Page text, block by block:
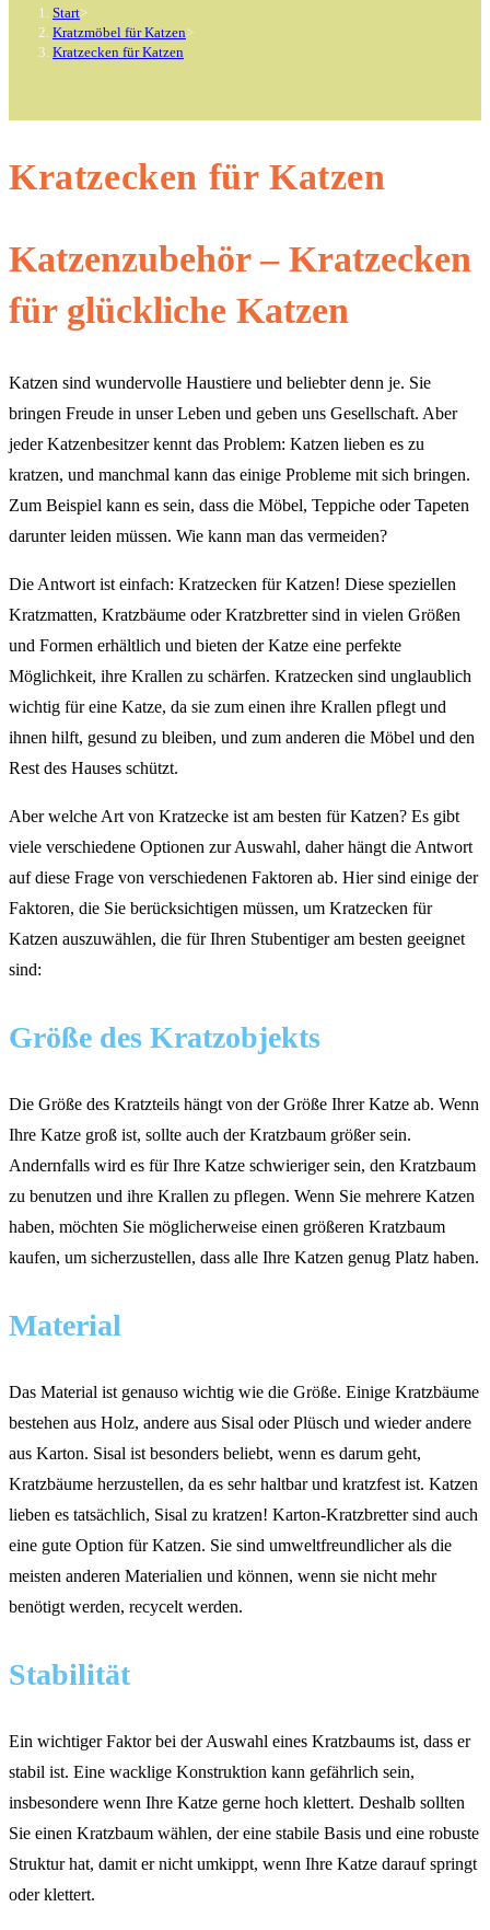
Start>
Kratzmöbel für Katzen>
Kratzecken für Katzen
Kratzecken für Katzen
Katzenzubehör – Kratzecken
für glückliche Katzen
Katzen sind wundervolle Haustiere und beliebter denn je. Sie
bringen Freude in unser Leben und geben uns Gesellschaft. Aber
jeder Katzenbesitzer kennt das Problem: Katzen lieben es zu
kratzen, und manchmal kann das einige Probleme mit sich bringen.
Zum Beispiel kann es sein, dass die Möbel, Teppiche oder Tapeten
darunter leiden müssen. Wie kann man das vermeiden?
Die Antwort ist einfach: Kratzecken für Katzen! Diese speziellen
Kratzmatten, Kratzbäume oder Kratzbretter sind in vielen Größen
und Formen erhältlich und bieten der Katze eine perfekte
Möglichkeit, ihre Krallen zu schärfen. Kratzecken sind unglaublich
wichtig für eine Katze, da sie zum einen ihre Krallen pflegt und
ihnen hilft, gesund zu bleiben, und zum anderen die Möbel und den
Rest des Hauses schützt.
Aber welche Art von Kratzecke ist am besten für Katzen? Es gibt
viele verschiedene Optionen zur Auswahl, daher hängt die Antwort
auf diese Frage von verschiedenen Faktoren ab. Hier sind einige der
Faktoren, die Sie berücksichtigen müssen, um Kratzecken für
Katzen auszuwählen, die für Ihren Stubentiger am besten geeignet
sind:
Größe des Kratzobjekts
Die Größe des Kratzteils hängt von der Größe Ihrer Katze ab. Wenn
Ihre Katze groß ist, sollte auch der Kratzbaum größer sein.
Andernfalls wird es für Ihre Katze schwieriger sein, den Kratzbaum
zu benutzen und ihre Krallen zu pflegen. Wenn Sie mehrere Katzen
haben, möchten Sie möglicherweise einen größeren Kratzbaum
kaufen, um sicherzustellen, dass alle Ihre Katzen genug Platz haben.
Material
Das Material ist genauso wichtig wie die Größe. Einige Kratzbäume
bestehen aus Holz, andere aus Sisal oder Plüsch und wieder andere
aus Karton. Sisal ist besonders beliebt, wenn es darum geht,
Kratzbäume herzustellen, da es sehr haltbar und kratzfest ist. Katzen
lieben es tatsächlich, Sisal zu kratzen! Karton-Kratzbretter sind auch
eine gute Option für Katzen. Sie sind umweltfreundlicher als die
meisten anderen Materialien und können, wenn sie nicht mehr
benötigt werden, recycelt werden.
Stabilität
Ein wichtiger Faktor bei der Auswahl eines Kratzbaums ist, dass er
stabil ist. Eine wacklige Konstruktion kann gefährlich sein,
insbesondere wenn Ihre Katze gerne hoch klettert. Deshalb sollten
Sie einen Kratzbaum wählen, der eine stabile Basis und eine robuste
Struktur hat, damit er nicht umkippt, wenn Ihre Katze darauf springt
oder klettert.